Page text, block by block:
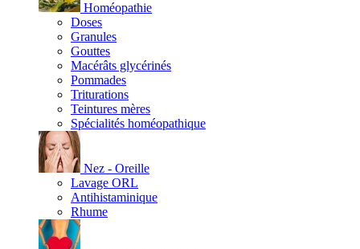
Homéopathie
Doses
Granules
Gouttes
Macérâts glycérinés
Pommades
Triturations
Teintures mères
Spécialités homéopathique
Nez - Oreille
Lavage ORL
Antihistaminique
Rhume